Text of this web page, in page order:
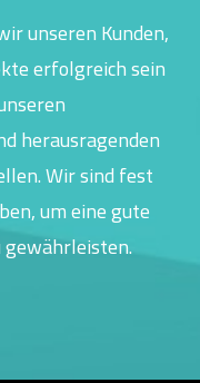
unseren Kunden,
erfolgreich sein
herausragenden
Wir sind fest
um eine gute